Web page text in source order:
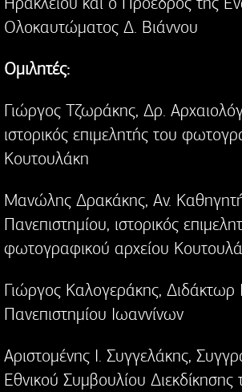
Ολοκαυτώματος Δ. Βιάννου
Ομιλητές:
Γιώργος Τζωράκης, Δρ.
ιστορικός επιμελητής του
Κουτουλάκη
Μανώλης Δρακάκης, Αν.
Πανεπιστημίου, ιστορικός
φωτογραφικού αρχείου
Γιώργος Καλογεράκης, Διδάκτωρ
Πανεπιστημίου Ιωαννίνων
Αριστομένης Ι. Συγγελάκης,
Εθνικού Συμβουλίου